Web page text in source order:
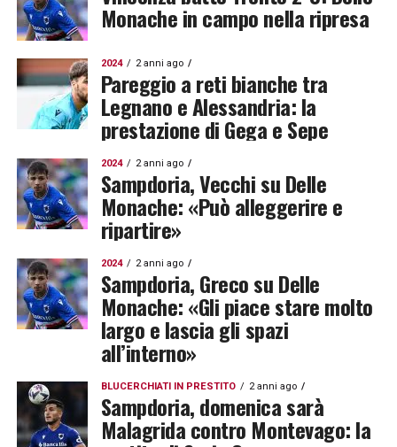
Monache in campo nella ripresa
2024 2 anni ago
Pareggio a reti bianche tra
Legnano e Alessandria: la
prestazione di Gega e Sepe
2024 2 anni ago
Sampdoria, Vecchi su Delle
Monache: «Può alleggerire e
ripartire»
2024 2 anni ago
Sampdoria, Greco su Delle
Monache: «Gli piace stare molto
largo e lascia gli spazi
all’interno»
BLUCERCHIATI IN PRESTITO 2 anni ago
Sampdoria, domenica sarà
Malagrida contro Montevago: la